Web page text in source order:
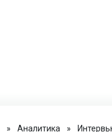
» Аналитика »